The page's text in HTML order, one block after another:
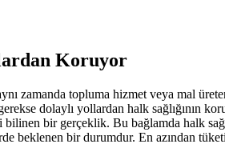
Koruyor
zamanda topluma hizmet veya mal
dolaylı yollardan halk sağlığının
bir gerçeklik. Bu bağlamda halk
beklenen bir durumdur. En azından